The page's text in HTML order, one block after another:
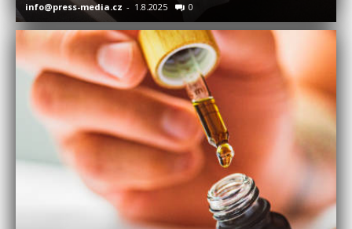
info@press-media.cz - 1.8.2025 0